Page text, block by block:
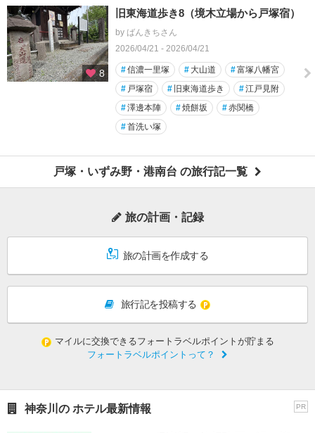
8
旧東海道歩き8（境木立場から戸塚宿）
by ばんきちさん
2026/04/21 - 2026/04/21
#信濃一里塚 # 大山道 #富塚八幡宮
# 戸塚宿 # 旧東海道歩き #江戸見附
#澤邊本陣 #焼餅坂 #赤関橋
#首洗い塚
戸塚・いずみ野・港南台 の旅行記一覧
旅の計画・記録
旅の計画を作成する
旅行記を投稿する
マイルに交換できるフォートラベルポイントが貯まる
フォートラベルポイントって？
PR
神奈川の ホテル最新情報